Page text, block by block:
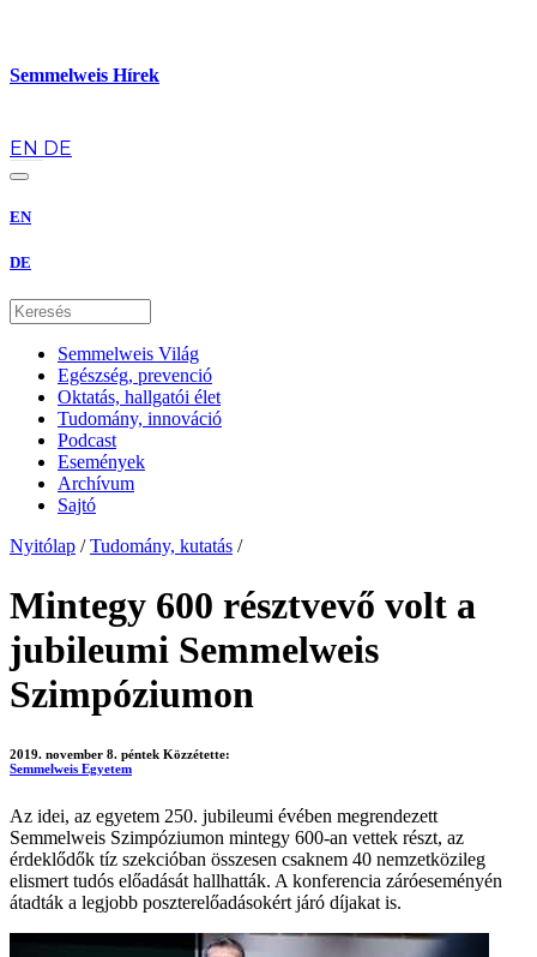
Semmelweis Hírek
EN DE
EN
DE
Semmelweis Világ
Egészség, prevenció
Oktatás, hallgatói élet
Tudomány, innováció
Podcast
Események
Archívum
Sajtó
Nyitólap / Tudomány, kutatás /
Mintegy 600 résztvevő volt a
jubileumi Semmelweis
Szimpóziumon
2019. november 8. péntek Közzétette:
Semmelweis Egyetem
Az idei, az egyetem 250. jubileumi évében megrendezett
Semmelweis Szimpóziumon mintegy 600-an vettek részt, az
érdeklődők tíz szekcióban összesen csaknem 40 nemzetközileg
elismert tudós előadását hallhatták. A konferencia záróeseményén
átadták a legjobb poszterelőadásokért járó díjakat is.